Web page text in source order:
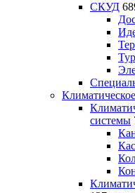
СКУД
системы